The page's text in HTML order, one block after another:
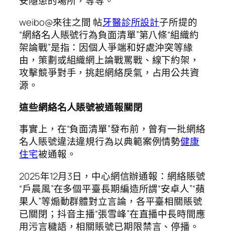
weibo@來往之間 帖牙醫診所設計子所提的
“網絡名人賬號行為負面清單”第八條“組織約
架論戰”是指：因個人爭端和好處沖突等緣
由，策劃或組織網上論戰罵戰、線下約架，
攻擊競爭對手，挑起網絡戾氣，占用公共資
源。
這些網絡名人賬號被通報關閉
事實上，在“負面清單”發布前，曾有一批網絡
名人賬號違法違規行為以典範案例情勢健康
住宅被通報。
2025年12月3日，中心網信辦通報：網絡賬號
“戶晨風”在多個平臺長期編造所謂“安卓人”“蘋
果人”等煽動群體對立言論，各平臺相關賬號
已關閉；抖音主播“張雪峰”在直播中長時間應
用污言穢語，相關賬號已期限禁言、停播。